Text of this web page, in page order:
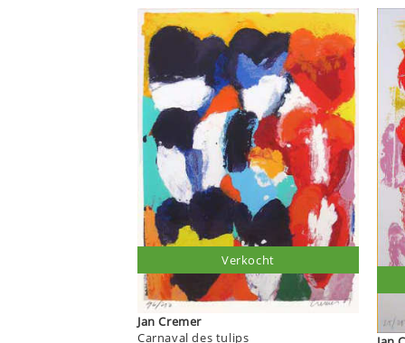
Jan Cremer
Carnaval des tulips
Verkocht